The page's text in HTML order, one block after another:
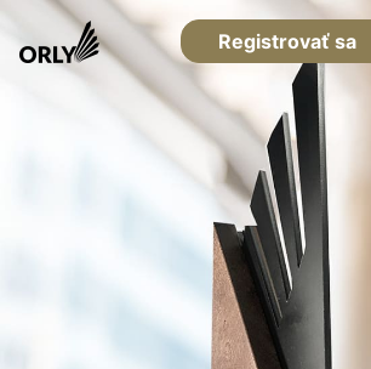
Registrovať sa